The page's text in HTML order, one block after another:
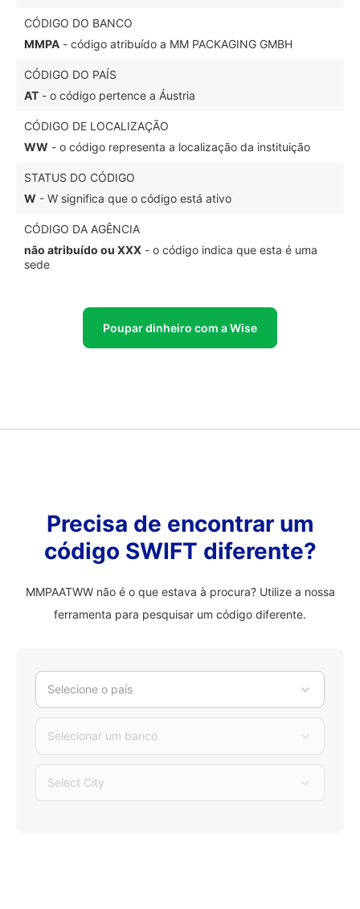
CÓDIGO DO BANCO
MMPA - código atribuído a MM PACKAGING GMBH
CÓDIGO DO PAÍS
AT - o código pertence a Áustria
CÓDIGO DE LOCALIZAÇÃO
WW - o código representa a localização da instituição
STATUS DO CÓDIGO
W - W significa que o código está ativo
CÓDIGO DA AGÊNCIA
não atribuído ou XXX - o código indica que esta é uma
sede
Poupar dinheiro com a Wise
Precisa de encontrar um
código SWIFT diferente?
MMPAATWW não é o que estava à procura? Utilize a nossa
ferramenta para pesquisar um código diferente.
Selecione o país
Selecionar um banco
Select City